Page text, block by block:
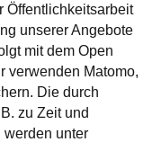
Öffentlichkeitsarbeit
unserer Angebote
mit dem Open
verwenden Matomo,
Die durch
zu Zeit und
werden unter